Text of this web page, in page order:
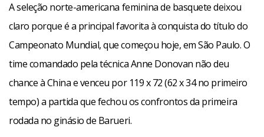
A seleção norte-americana feminina de basquete deixou
claro porque é a principal favorita à conquista do título do
Campeonato Mundial, que começou hoje, em São Paulo. O
time comandado pela técnica Anne Donovan não deu
chance à China e venceu por 119 x 72 (62 x 34 no primeiro
tempo) a partida que fechou os confrontos da primeira
rodada no ginásio de Barueri.